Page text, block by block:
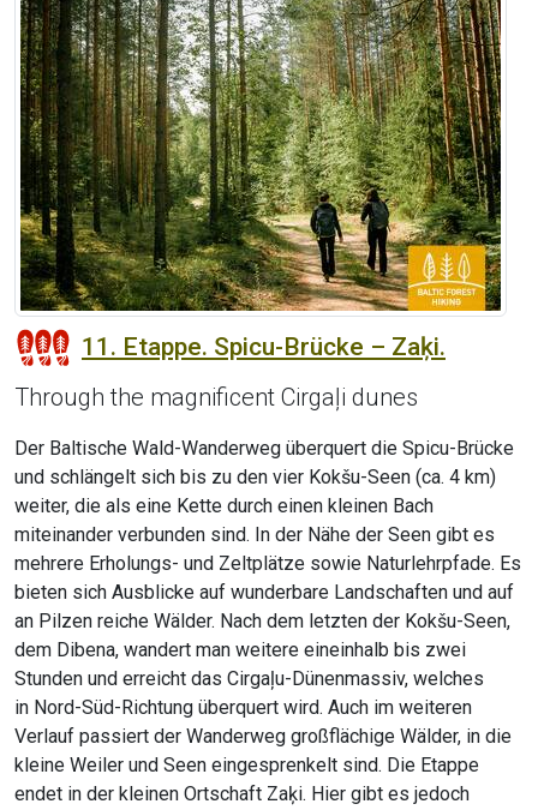
11. Etappe. Spicu-Brücke – Zaķi.
Through the magnificent Cirgaļi dunes
Der Baltische Wald-Wanderweg überquert die Spicu-Brücke
und schlängelt sich bis zu den vier Kokšu-Seen (ca. 4 km)
weiter, die als eine Kette durch einen kleinen Bach
miteinander verbunden sind. In der Nähe der Seen gibt es
mehrere Erholungs- und Zeltplätze sowie Naturlehrpfade. Es
bieten sich Ausblicke auf wunderbare Landschaften und auf
an Pilzen reiche Wälder. Nach dem letzten der Kokšu-Seen,
dem Dibena, wandert man weitere eineinhalb bis zwei
Stunden und erreicht das Cirgaļu-Dünenmassiv, welches
in Nord-Süd-Richtung überquert wird. Auch im weiteren
Verlauf passiert der Wanderweg großflächige Wälder, in die
kleine Weiler und Seen eingesprenkelt sind. Die Etappe
endet in der kleinen Ortschaft Zaķi. Hier gibt es jedoch